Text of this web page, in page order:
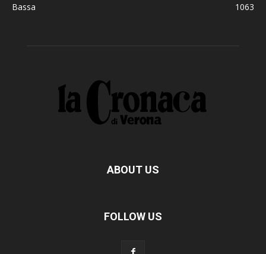
Bassa
1063
ABOUT US
FOLLOW US